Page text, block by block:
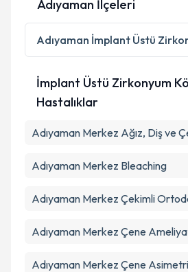
Kişisel verilerimin
'ni okudum ve kişisel
kapsamda işlenmesini
Takvim Talebini
Adıyaman İlçeleri
Adıyaman İmplant Üstü
İmplant Üstü Zirkonyum
Hastalıklar
Adıyaman Merkez Ağız, Diş ve
Adıyaman Merkez Bleaching
Adıyaman Merkez Çekimli
Adıyaman Merkez Çene
Adıyaman Merkez Çene